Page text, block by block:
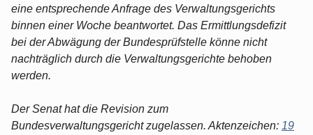
eine entsprechende Anfrage des Verwaltungsgerichts
binnen einer Woche beantwortet. Das Ermittlungsdefizit
bei der Abwägung der Bundesprüfstelle könne nicht
nachträglich durch die Verwaltungsgerichte behoben
werden.
Der Senat hat die Revision zum
Bundesverwaltungsgericht zugelassen. Aktenzeichen: 19